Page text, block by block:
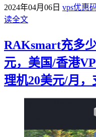
2024年04月06日 vps优惠
读全文
RAKsmart充多
元，美国/香港
理机20美元/月，